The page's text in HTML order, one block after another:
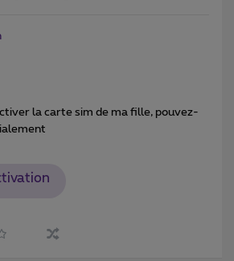
la carte sim de ma fille, pouvez-